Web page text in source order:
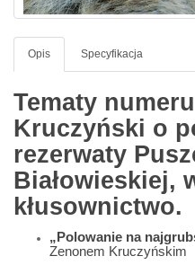
Opis Specyfikacja
Tematy
Kruczyński o
rezerwaty
Białowieskiej,
kłusownictwo.
„Polowanie na
Zenonem Kruczyńskim